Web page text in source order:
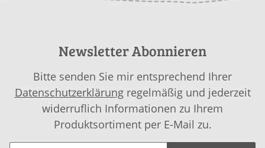
Newsletter Abonnieren
Bitte senden Sie mir entsprechend Ihrer
Datenschutzerklärungregelmäßig und jederzeit
widerruflich Informationen zu Ihrem
Produktsortiment per E-Mail zu.